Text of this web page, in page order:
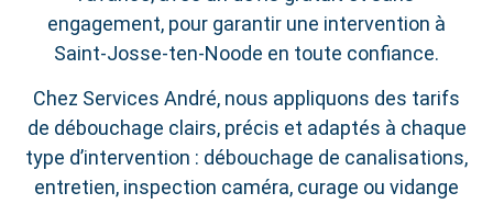
engagement, pour garantir une intervention à
Saint‑Josse‑ten‑Noode en toute confiance.
Chez Services André, nous appliquons des tarifs
de débouchage clairs, précis et adaptés à chaque
type d’intervention : débouchage de canalisations,
entretien, inspection caméra, curage ou vidange